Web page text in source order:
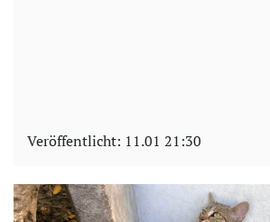
Veröffentlicht: 11.01 21:30